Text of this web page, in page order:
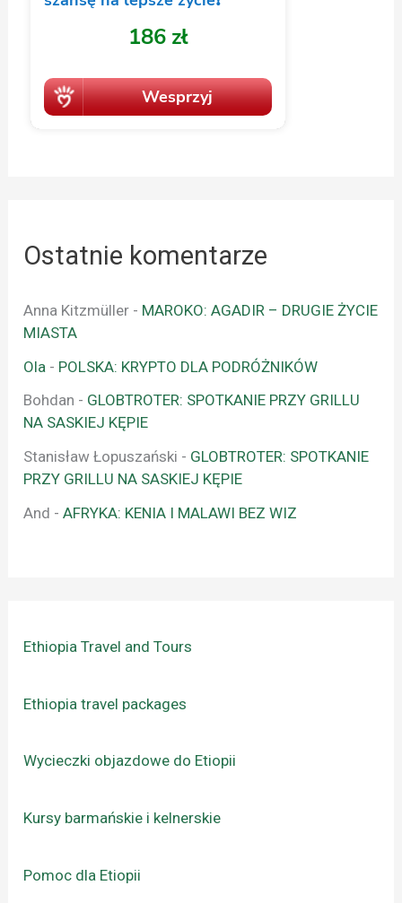
Ostatnie komentarze
Anna Kitzmüller - MAROKO: AGADIR – DRUGIE ŻYCIE
MIASTA
Ola - POLSKA: KRYPTO DLA PODRÓŻNIKÓW
Bohdan - GLOBTROTER: SPOTKANIE PRZY GRILLU
NA SASKIEJ KĘPIE
Stanisław Łopuszański - GLOBTROTER: SPOTKANIE
PRZY GRILLU NA SASKIEJ KĘPIE
And -AFRYKA: KENIA I MALAWI BEZ WIZ
Ethiopia Travel and Tours
Ethiopia travel packages
Wycieczki objazdowe do Etiopii
Kursy barmańskie i kelnerskie
Pomoc dla Etiopii